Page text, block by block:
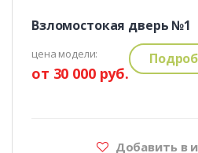
Взломостокая дверь №1
цена модели:
от 30 000 руб.
Добавить в